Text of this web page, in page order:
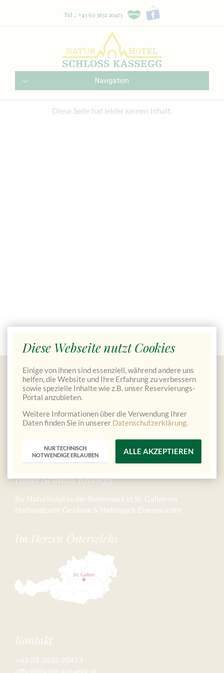
Tel .: +43 (0) 3632 20473
Navigation
Diese Seite hat leider keinen Inhalt.
Gutscheine bestellen
Hotel Schloss Kassegg
Ihr Naturhotel in der Steiermark in St. Gallen im
Nationalpark Gesäuse & Naturpark Eisenwurzen
Im Herzen Österreichs
Kontakt
+43 (0) 3632 20473
office@hotel-kassegg.at
Diese Webseite nutzt Cookies
Einige von ihnen sind essenziell, während andere uns
helfen, die Website und Ihre Erfahrung zu verbessern
sowie spezielle Inhalte wie z.B. unser Reservierungs-
Portal anzubieten.
Weitere Informationen über die Verwendung Ihrer
Daten finden Sie in unserer Datenschutzerklärung.
NUR TECHNISCH
NOTWENDIGE ERLAUBEN
ALLE AKZEPTIEREN